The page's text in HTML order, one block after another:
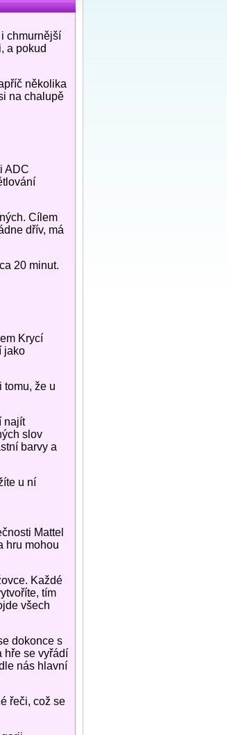
chmurnější
a pokud
několika
na chalupě
ADC
Cílem
dřív, má
20 minut.
Krycí
jako
tomu, že u
najít
slov
barvy a
u ní
Mattel
hru mohou
Každé
tím
všech
dokonce s
hře se vyřádí
nás hlavní
řeči, což se